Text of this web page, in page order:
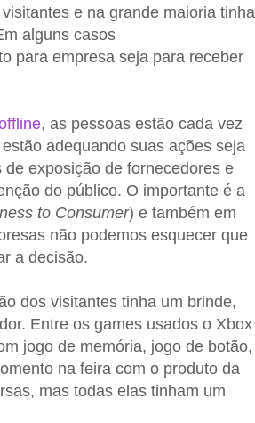
e na grande maioria tinha
alguns casos
para empresa seja para receber
, as pessoas estão cada vez
adequando suas ações seja
exposição de fornecedores e
do público. O importante é a
to Consumer) e também em
não podemos esquecer que
a decisão.
dos visitantes tinha um brinde,
Entre os games usados o Xbox
jogo de memória, jogo de botão,
na feira com o produto da
mas todas elas tinham um